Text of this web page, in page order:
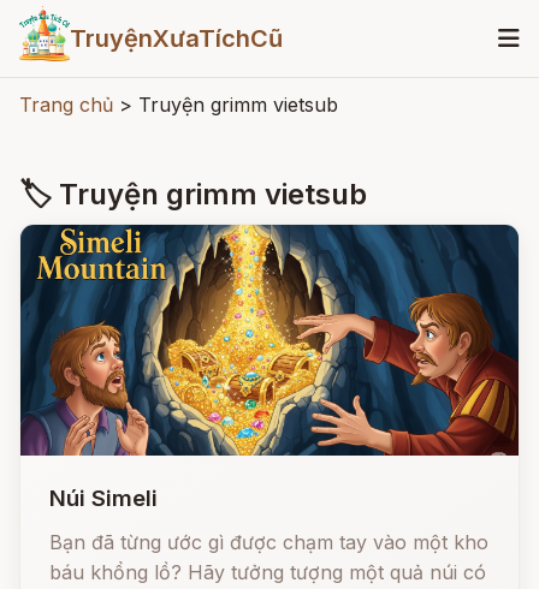
TruyệnXưaTíchCũ
Trang chủ > Truyện grimm vietsub
🏷 Truyện grimm vietsub
Núi Simeli
Bạn đã từng ước gì được chạm tay vào một kho
báu khổng lồ? Hãy tưởng tượng một quả núi có